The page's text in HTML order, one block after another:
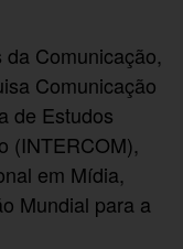
Comunicação,
Comunicação
de Estudos
(INTERCOM),
em Mídia,
Mundial para a